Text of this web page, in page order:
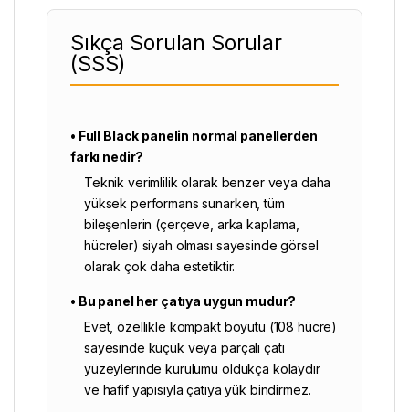
Sıkça Sorulan Sorular
(SSS)
• Full Black panelin normal panellerden
farkı nedir?
Teknik verimlilik olarak benzer veya daha
yüksek performans sunarken, tüm
bileşenlerin (çerçeve, arka kaplama,
hücreler) siyah olması sayesinde görsel
olarak çok daha estetiktir.
• Bu panel her çatıya uygun mudur?
Evet, özellikle kompakt boyutu (108 hücre)
sayesinde küçük veya parçalı çatı
yüzeylerinde kurulumu oldukça kolaydır
ve hafif yapısıyla çatıya yük bindirmez.